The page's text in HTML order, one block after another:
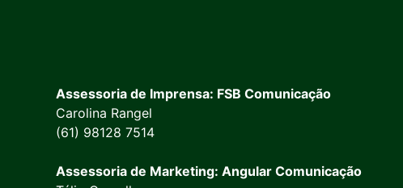
Assessoria de Imprensa: FSB Comunicação
Carolina Rangel
(61) 98128 7514
Assessoria de Marketing: Angular Comunicação